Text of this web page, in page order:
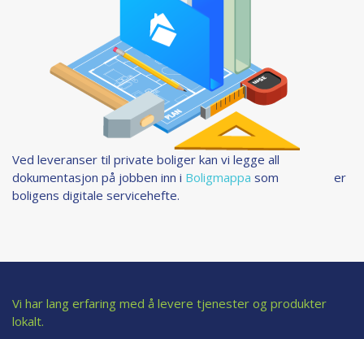
Ved leveranser til private boliger kan vi legge all
dokumentasjon på jobben inn i Boligmappa som er
boligens digitale servicehefte.
Vi har lang erfaring med å levere tjenester og produkter
lokalt.